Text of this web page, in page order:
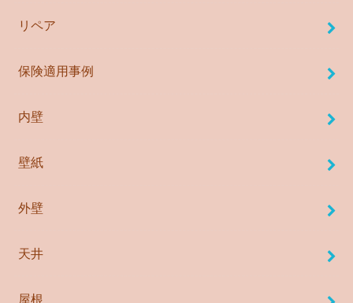
リペア
保険適用事例
内壁
壁紙
外壁
天井
屋根